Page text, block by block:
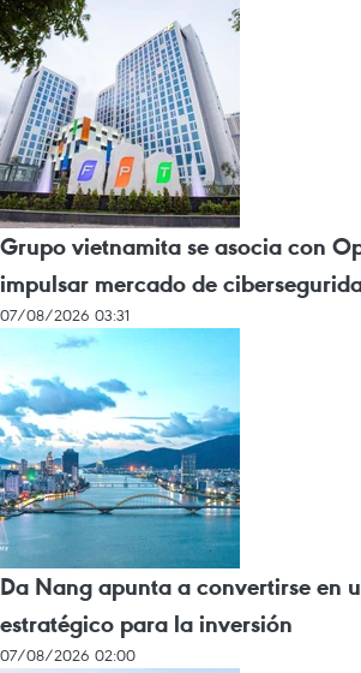
Grupo vietnamita se asocia con
impulsar mercado de
07/08/2026 03:31
Da Nang apunta a convertirse en
estratégico para la inversión
07/08/2026 02:00